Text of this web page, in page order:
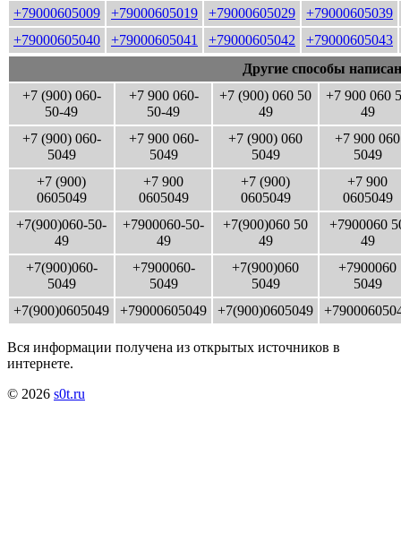
+79000605009
+79000605019 +79000605029
+79000605039
+79000605040
+79000605041 +79000605042
+79000605043
Другие способы
+7 (900) 060-
50-49
+7 900 060-
50-49
+7 (900) 060 50
49
+7 900 060
49
+7 (900) 060-
5049
+7 900 060-
5049
+7 (900) 060
5049
+7 900 060
5049
+7 (900)
0605049
+7 900
0605049
+7 (900)
0605049
+7 900
0605049
+7(900)060-50-
49
+7900060-50-
49
+7(900)060 50
49
+7900060
49
+7(900)060-
5049
+7900060-
5049
+7(900)060
5049
+7900060
5049
+7(900)0605049
+79000605049 +7(900)0605049
Вся информации получена из открытых источников в
интернете.
© 2026 s0t.ru